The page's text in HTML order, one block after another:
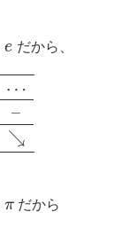
e だから、
⋯
–
↘
π だから